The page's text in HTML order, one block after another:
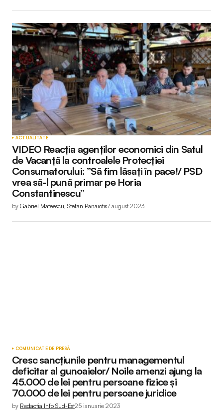
ACTUALITATE
VIDEO Reacția agenților economici din Satul
de Vacanță la controalele Protecției
Consumatorului: ”Să fim lăsați în pace!/ PSD
vrea să-l pună primar pe Horia
Constantinescu”
by Gabriel Mateescu, Stefan Panaiotis7 august 2023
COMUNICATE DE PRESĂ
Cresc sancțiunile pentru managementul
deficitar al gunoaielor/ Noile amenzi ajung la
45.000 de lei pentru persoane fizice și
70.000 de lei pentru persoane juridice
by Redactia Info Sud-Est25 ianuarie 2023